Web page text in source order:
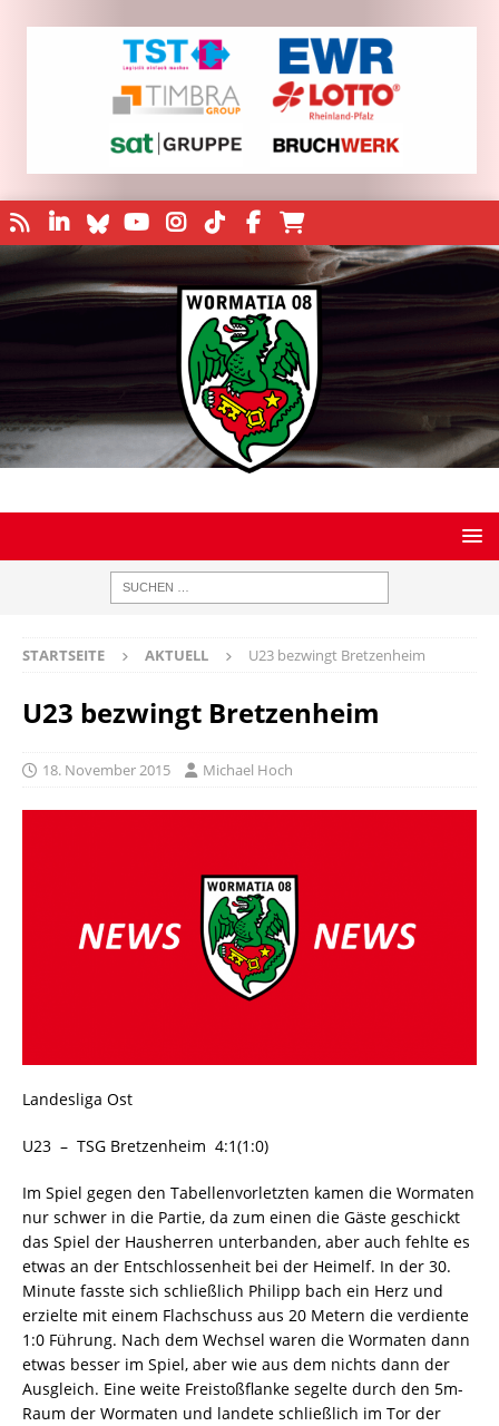
STARTSEITE AKTUELL U23 bezwingt Bretzenheim
U23 bezwingt Bretzenheim
18. November 2015 Michael Hoch
Landesliga Ost
U23 – TSG Bretzenheim 4:1(1:0)
Im Spiel gegen den Tabellenvorletzten kamen die Wormaten
nur schwer in die Partie, da zum einen die Gäste geschickt
das Spiel der Hausherren unterbanden, aber auch fehlte es
etwas an der Entschlossenheit bei der Heimelf. In der 30.
Minute fasste sich schließlich Philipp bach ein Herz und
erzielte mit einem Flachschuss aus 20 Metern die verdiente
1:0 Führung. Nach dem Wechsel waren die Wormaten dann
etwas besser im Spiel, aber wie aus dem nichts dann der
Ausgleich. Eine weite Freistoßflanke segelte durch den 5m-
Raum der Wormaten und landete schließlich im Tor der